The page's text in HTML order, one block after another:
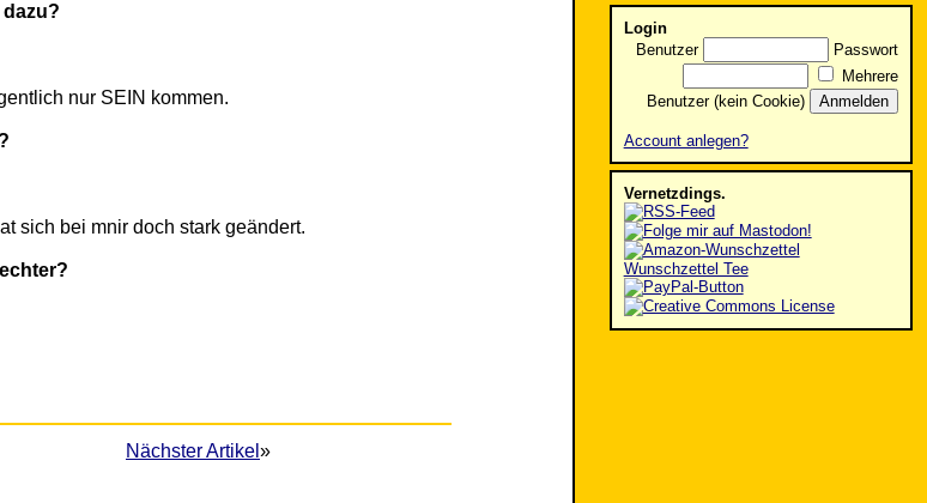
nur SEIN kommen.
sich bei mnir doch stark geändert.
Nächster Artikel »
Login
Benutzer
Passwort
Mehrere
Benutzer (kein Cookie)
Account anlegen?
Vernetzdings.
Wunschzettel Tee